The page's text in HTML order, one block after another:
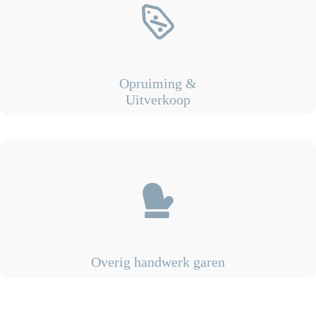
Opruiming &
Uitverkoop
Overig handwerk garen